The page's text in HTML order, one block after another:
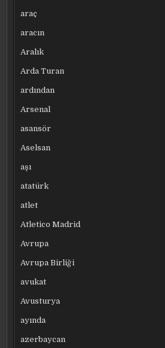
araç
aracın
Aralık
Arda Turan
ardından
Arsenal
asansör
Aselsan
aşı
atatürk
atlet
Atletico Madrid
Avrupa
Avrupa Birliği
avukat
Avusturya
ayında
azerbaycan